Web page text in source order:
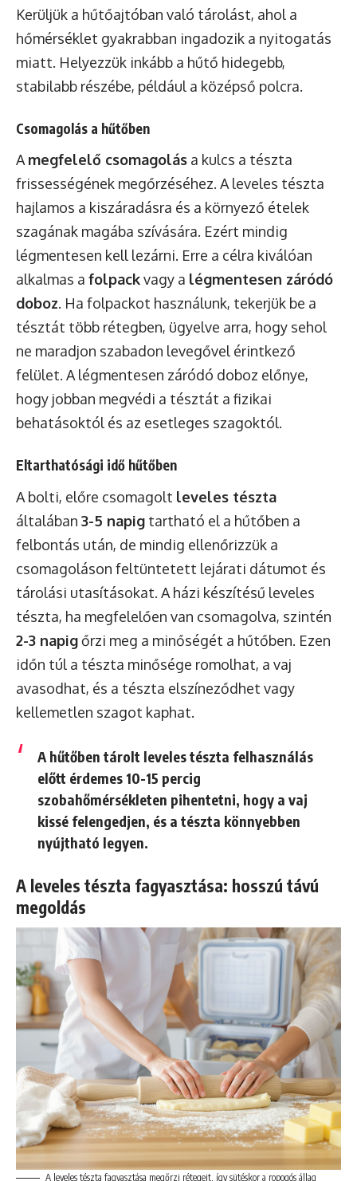
Kerüljük a hűtőajtóban való tárolást, ahol a
hőmérséklet gyakrabban ingadozik a nyitogatás
miatt. Helyezzük inkább a hűtő hidegebb,
stabilabb részébe, például a középső polcra.
Csomagolás a hűtőben
A megfelelő csomagolás a kulcs a tészta
frissességének megőrzéséhez. A leveles tészta
hajlamos a kiszáradásra és a környező ételek
szagának magába szívására. Ezért mindig
légmentesen kell lezárni. Erre a célra kiválóan
alkalmas a folpackvagy a légmentesen záródó
doboz. Ha folpackot használunk, tekerjük be a
tésztát több rétegben, ügyelve arra, hogy sehol
ne maradjon szabadon levegővel érintkező
felület. A légmentesen záródó doboz előnye,
hogy jobban megvédi a tésztát a fizikai
behatásoktól és az esetleges szagoktól.
Eltarthatósági idő hűtőben
A bolti, előre csomagolt leveles tészta
általában 3-5 napig tartható el a hűtőben a
felbontás után, de mindig ellenőrizzük a
csomagoláson feltüntetett lejárati dátumot és
tárolási utasításokat. A házi készítésű leveles
tészta, ha megfelelően van csomagolva, szintén
2-3 napigőrzi meg a minőségét a hűtőben. Ezen
időn túl a tészta minősége romolhat, a vaj
avasodhat, és a tészta elszíneződhet vagy
kellemetlen szagot kaphat.
A hűtőben tárolt leveles tészta felhasználás
előtt érdemes 10-15 percig
szobahőmérsékleten pihentetni, hogy a vaj
kissé felengedjen, és a tészta könnyebben
nyújtható legyen.
A leveles tészta fagyasztása: hosszú távú
megoldás
A leveles tészta fagyasztása megőrzi rétegeit, így sütéskor a ropogós állag